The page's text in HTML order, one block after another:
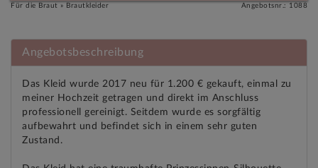
Für die Braut » Brautkleider Angebotsnr.: 1088
Angebotsbeschreibung
Das Kleid wurde 2017 neu für 1.200 € gekauft, einmal zu
meiner Hochzeit getragen und direkt im Anschluss
professionell gereinigt. Seitdem wurde es sorgfältig
aufbewahrt und befindet sich in einem sehr guten
Zustand.